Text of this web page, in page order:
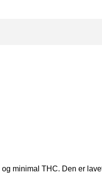
minimal THC. Den er